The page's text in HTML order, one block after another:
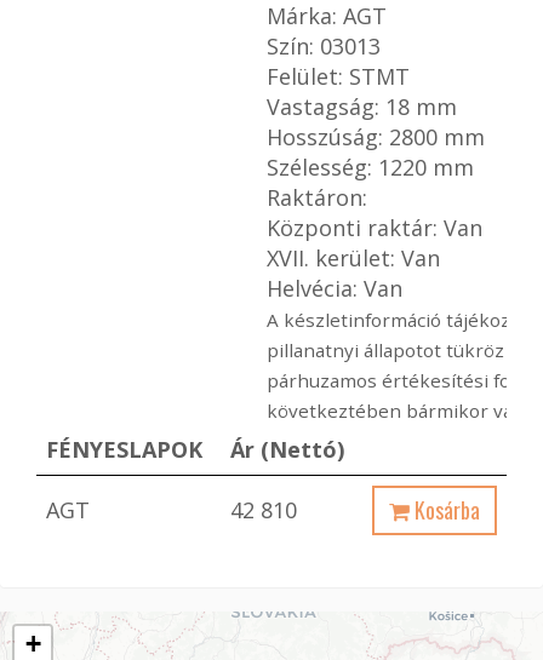
Márka: AGT
Szín: 03013
Felület: STMT
Vastagság: 18 mm
Hosszúság: 2800 mm
Szélesség: 1220 mm
Raktáron:
Központi raktár: Van
XVII. kerület: Van
Helvécia: Van
A készletinformáció
pillanatnyi állapotot tükröz ami
párhuzamos értékesítési
következtében bármikor
FÉNYESLAPOK Ár (Nettó)
AGT 42 810 Kosárba
+